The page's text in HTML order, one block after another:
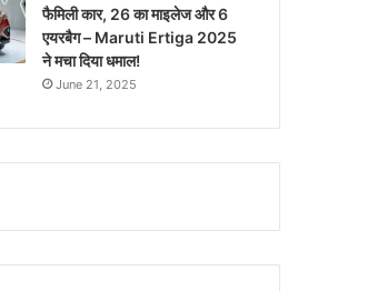
फैमिली कार, 26 का माइलेज और 6
एयरबैग – Maruti Ertiga 2025
ने मचा दिया धमाल!
June 21, 2025